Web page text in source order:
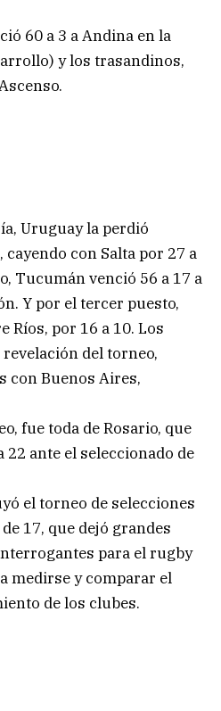
60 a 3 a Andina en la
y los trasandinos,
Uruguay la perdió
con Salta por 27 a
Tucumán venció 56 a 17 a
Y por el tercer puesto,
Ríos, por 16 a 10. Los
del torneo,
con Buenos Aires,
fue toda de Rosario, que
22 ante el seleccionado de
el torneo de selecciones
17, que dejó grandes
para el rugby
medirse y comparar el
de los clubes.